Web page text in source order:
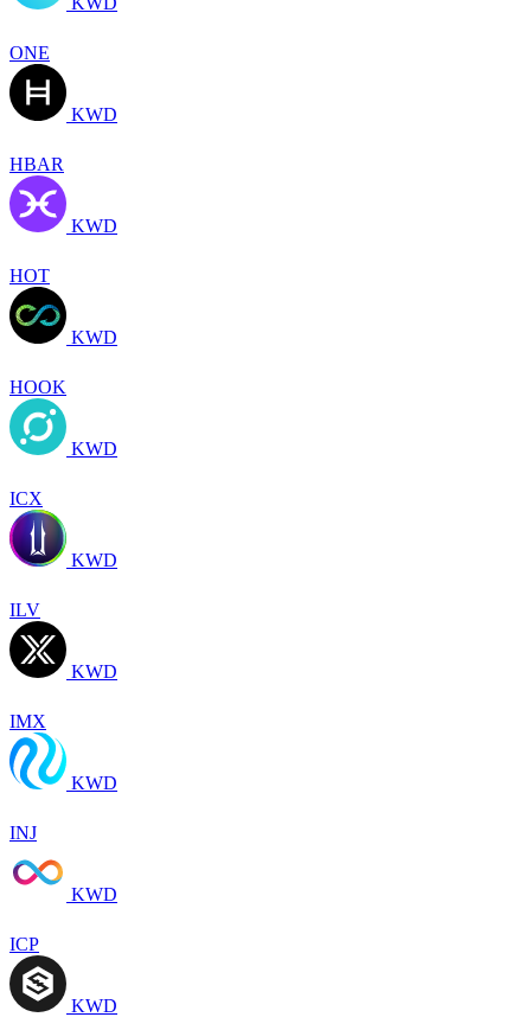
ONE
KWD
HBAR
KWD
HOT
KWD
HOOK
KWD
ICX
KWD
ILV
KWD
IMX
KWD
INJ
KWD
ICP
KWD